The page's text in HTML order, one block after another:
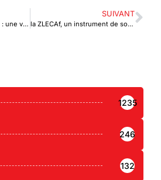
Sommet France Afrique : une véritable relance ?
SUIVANT
la ZLECAf, un instrument de souveraineté économique
1235
246
132